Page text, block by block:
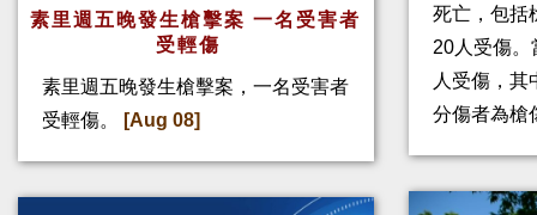
素里週五晚發生槍擊案 一名受害者
受輕傷
素里週五晚發生槍擊案，一名受害者
受輕傷。
[Aug 08]
死亡，包括
20人受傷
人受傷，其
分傷者為槍